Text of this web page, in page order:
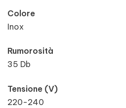
Colore
Inox
Rumorosità
35 Db
Tensione (V)
220-240